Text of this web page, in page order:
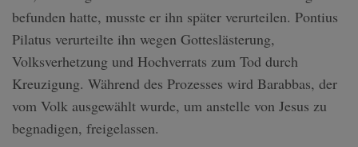
befunden hatte, musste er ihn später verurteilen. Pontius
Pilatus verurteilte ihn wegen Gotteslästerung,
Volksverhetzung und Hochverrats zum Tod durch
Kreuzigung. Während des Prozesses wird Barabbas, der
vom Volk ausgewählt wurde, um anstelle von Jesus zu
begnadigen, freigelassen.